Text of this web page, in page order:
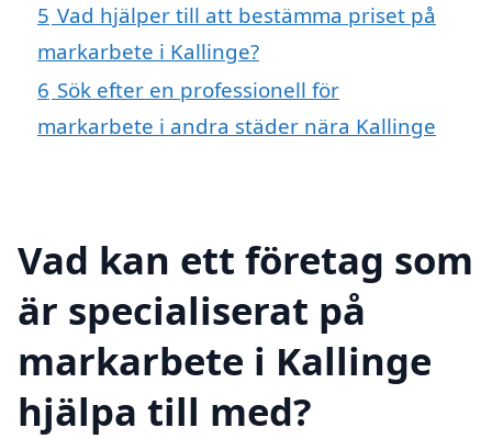
5 Vad hjälper till att bestämma priset på
markarbete i Kallinge?
6 Sök efter en professionell för
markarbete i andra städer nära Kallinge
Vad kan ett företag som
är specialiserat på
markarbete i Kallinge
hjälpa till med?